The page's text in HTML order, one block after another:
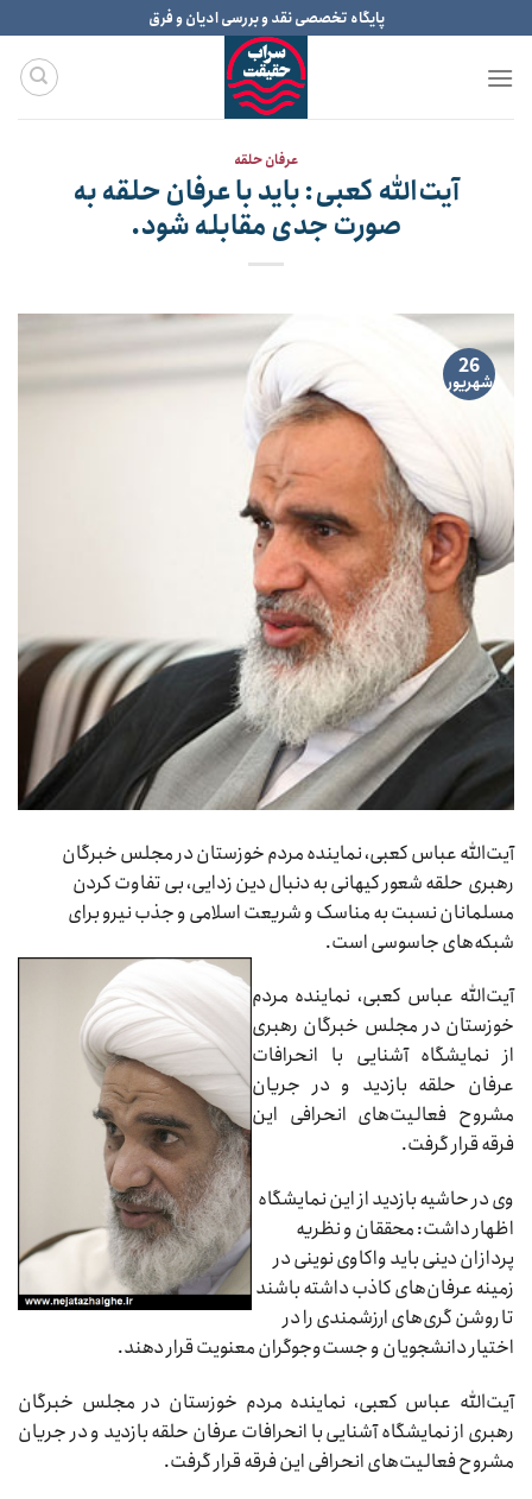
to
content
پایگاه تخصصی نقد و بررسی ادیان و فرق
عرفان حلقه
آیت‌الله کعبی: باید با عرفان حلقه به
صورت جدی مقابله شود.
26
شهریور
آیت‌الله عباس کعبی، نماینده مردم خوزستان در مجلس خبرگان
رهبری حلقه شعور کیهانی به دنبال دین زدایی، بی تفاوت کردن
مسلمانان نسبت به مناسک و شریعت اسلامی و جذب نیرو برای
شبکه‌های جاسوسی است.
آیت‌الله عباس کعبی، نماینده مردم
خوزستان در مجلس خبرگان رهبری
از نمایشگاه آشنایی با انحرافات
عرفان حلقه بازدید و در جریان
مشروح فعالیت‌های انحرافی این
فرقه قرار گرفت.
وی در حاشیه بازدید از این نمایشگاه
اظهار داشت: محققان و نظریه
پردازان دینی باید واکاوی نوینی در
زمینه عرفان‌های کاذب داشته باشند
تا روشن گری‌های ارزشمندی را در
اختیار دانشجویان و جست‌وجوگران معنویت قرار دهند.
آیت‌الله عباس کعبی، نماینده مردم خوزستان در مجلس خبرگان
رهبری از نمایشگاه آشنایی با انحرافات عرفان حلقه بازدید و در جریان
مشروح فعالیت‌های انحرافی این فرقه قرار گرفت.